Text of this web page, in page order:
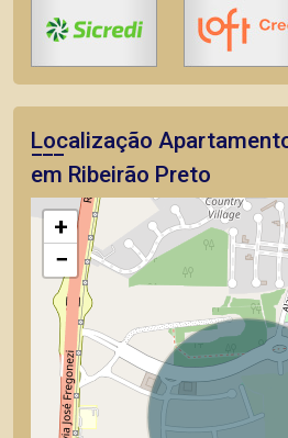
Localização
em Ribeirão Preto
+
−